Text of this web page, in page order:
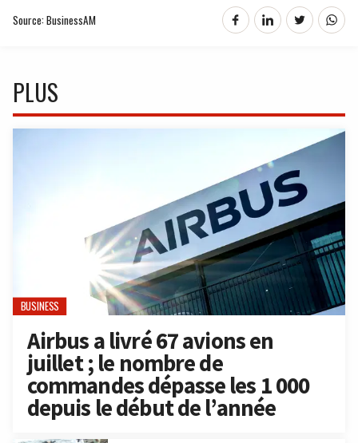
Source: BusinessAM
PLUS
BUSINESS
Airbus a livré 67 avions en
juillet ; le nombre de
commandes dépasse les 1 000
depuis le début de l’année